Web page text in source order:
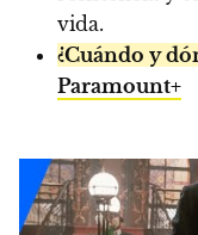
vida.
¿Cuándo y
Paramount+